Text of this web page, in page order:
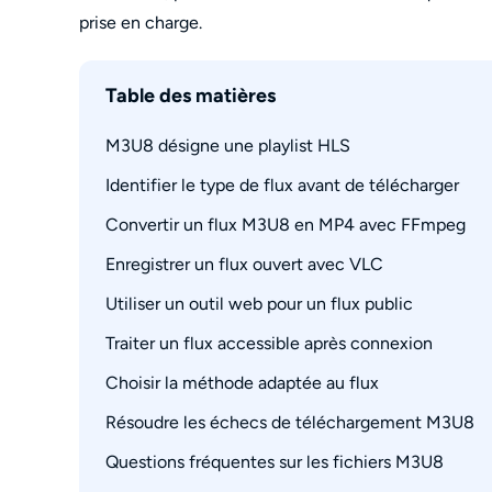
prise en charge.
Table des matières
M3U8 désigne une playlist HLS
Playlist, segments et fichier final
Identifier le type de flux avant de télécharger
Trouver l’URL M3U8 dans le navigateur
Reconnaître un flux ouvert, authentifié ou
Convertir un flux M3U8 en MP4 avec FFmpeg
Commande sans réencodage pour un flux
Erreurs 403, segments manquants et formats
Enregistrer un flux ouvert avec VLC
Procédure dans le menu Média
Limites de VLC selon le flux
Utiliser un outil web pour un flux public
Traitement local ou serveur distant
Traiter un flux accessible après connexion
Flux compatibles avec le navigateur intégré
Qualité, pistes audio, sous-titres et lots
Choisir la méthode adaptée au flux
Comparatif par accès, format et difficulté
Résoudre les échecs de téléchargement M3U8
Lien introuvable ou non détecté
Questions fréquentes sur les fichiers M3U8